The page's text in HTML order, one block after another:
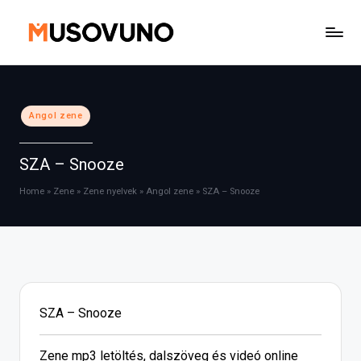
Posted
in
Angol zene
SZA – Snooze
Home » Zene » Zene nyelvek » Angol zene » SZA – Snooze
SZA – Snooze
Zene mp3 letöltés, dalszöveg és videó online